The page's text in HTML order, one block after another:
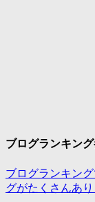
ブログランキング
ブログランキン
グがたくさんあ